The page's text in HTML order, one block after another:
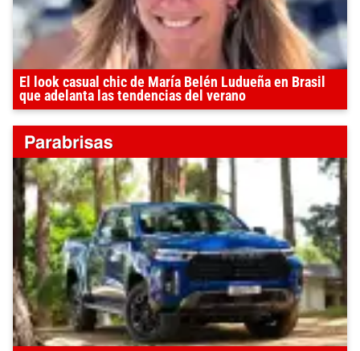
El look casual chic de María Belén Ludueña en Brasil
que adelanta las tendencias del verano